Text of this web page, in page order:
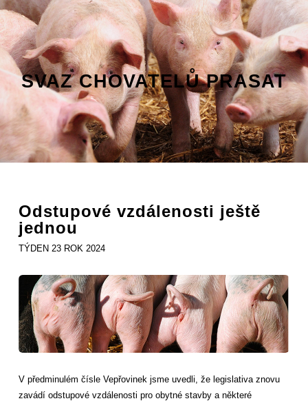
SVAZ CHOVATELŮ PRASAT
Odstupové vzdálenosti ještě
jednou
TÝDEN 23 ROK 2024
V předminulém čísle Vepřovinek jsme uvedli, že legislativa znovu
zavádí odstupové vzdálenosti pro obytné stavby a některé